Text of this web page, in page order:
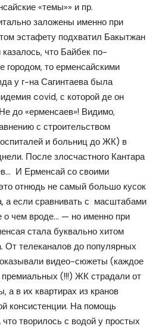
«темы»» и пр.
заложены именно при
эстафету подхватил Бакытжан
что Байбек по-
городом, то ерменсайскими
у г-на Сагинтаева была
covid, с которой де он
до «ерменсаев»! Видимо,
с строительством
и больниц до ЖК) в
После злосчастного Кантара
И Ерменсай со своими
отнюдь не самый большо кусок
а если сравнивать с масштабами
о чем вроде… — но именно при
стала буквально хитом
От телеканалов до популярных
видео-сюжеты (каждое
(!!!) ЖК страдали от
а в их квартирах из кранов
консистенции. На помощь
творилось с водой у простых